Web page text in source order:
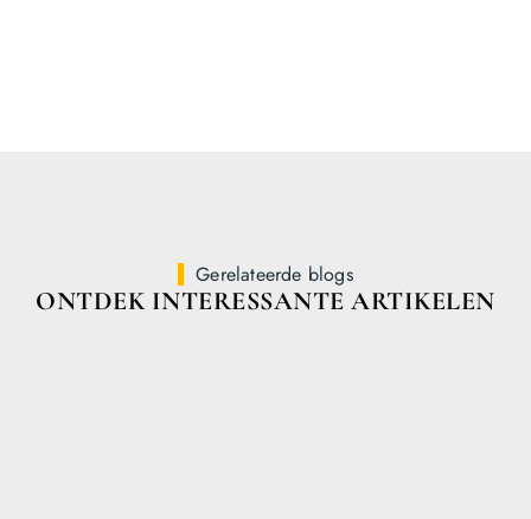
Gerelateerde blogs
ONTDEK INTERESSANTE ARTIKELEN